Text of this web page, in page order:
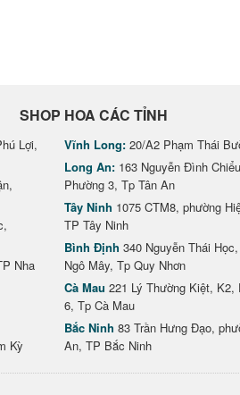
SHOP HOA CÁC TỈNH
Lợi,
Nha
Kỳ
Vĩnh Long: 20/A2 Phạm Thái
Long An: 163 Nguyễn Đình
Phường 3, Tp Tân An
Tây Ninh 1075 CTM8, phường
TP Tây Ninh
Bình Định 340 Nguyễn Thái
Ngô Mây, Tp Quy Nhơn
Cà Mau 221 Lý Thường Kiệt, K2,
6, Tp Cà Mau
Bắc Ninh 83 Trần Hưng Đạo,
An, TP Bắc Ninh